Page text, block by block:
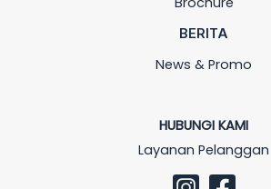
BERITA
News & Promo
HUBUNGI KAMI
Layanan Pelanggan